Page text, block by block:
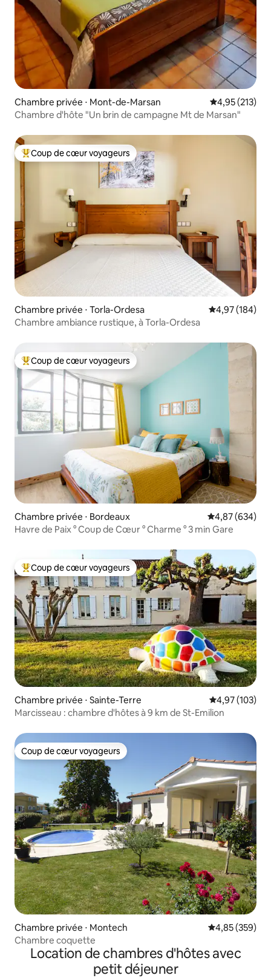
Chambre privée ⋅ Mont-de-Marsan Évaluation
4,95 (213)
Chambre d'hôte "Un brin de campagne Mt de Marsan"
Coups de cœur voyageurs les plus appréciés
Coup de cœur voyageurs
Chambre privée ⋅ Torla-Ordesa Évaluation
4,97 (184)
Chambre ambiance rustique, à Torla-Ordesa
Coups de cœur voyageurs les plus appréciés
Coup de cœur voyageurs
Chambre privée ⋅ Bordeaux Évaluation
4,87 (634)
Havre de Paix ° Coup de Cœur ° Charme ° 3 min Gare
Coups de cœur voyageurs les plus appréciés
Coup de cœur voyageurs
Chambre privée ⋅ Sainte-Terre Évaluation
4,97 (103)
Marcisseau : chambre d'hôtes à 9 km de St-Emilion
Coup de cœur voyageurs
Coup de cœur voyageurs
Chambre privée ⋅ Montech Évaluation
4,85 (359)
Chambre coquette
Location de chambres d'hôtes avec
petit déjeuner